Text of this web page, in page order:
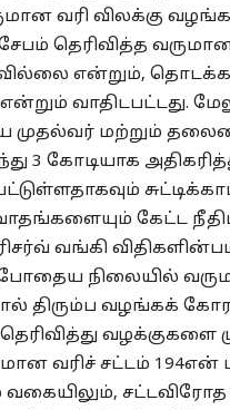
வரி விலக்கு
தெரிவித்த
என்றும், தொடக்க
வாதிடபட்டது.
மற்றும்
3 கோடியாக
கேட்ட
வங்கி
நிலையில்
திரும்ப வழங்கக்
வழக்குகளை
வரிச் சட்டம்